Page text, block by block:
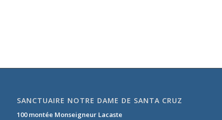
SANCTUAIRE NOTRE DAME DE SANTA CRUZ
100 montée Monseigneur Lacaste